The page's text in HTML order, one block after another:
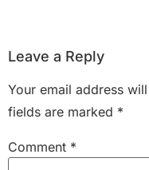
Leave a Reply
Your email address
fields are marked *
Comment *